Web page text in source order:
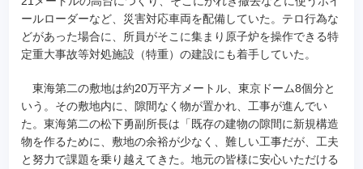
ールローダーなど、災害対応車両を配備していた。テロ行為な
どがあった場合に、所員がそこに集まり原子炉を操作できる特
定重大事故等対処施設（特重）の建設にも着手していた。
東海第二の敷地は約20万平方メートル、東京ドーム8個分と
いう。その敷地内に、隙間なく物が置かれ、工事が進んでい
た。東海第二の松下勇副所長は「既存の建物の隙間に新規構造
物を作るために、敷地の余裕が少なく、難しい工事だが、工夫
と努力で課題を乗り越えてきた。地元の皆様に安心いただける